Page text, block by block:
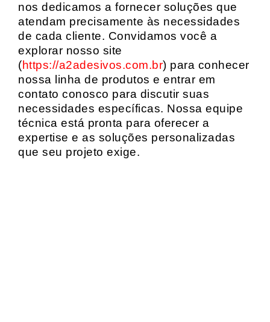
nos dedicamos a fornecer soluções que
atendam precisamente às necessidades
de cada cliente. Convidamos você a
explorar nosso site
(https://a2adesivos.com.br) para conhecer
nossa linha de produtos e entrar em
contato conosco para discutir suas
necessidades específicas. Nossa equipe
técnica está pronta para oferecer a
expertise e as soluções personalizadas
que seu projeto exige.